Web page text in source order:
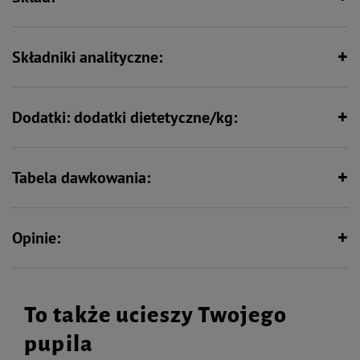
Składniki analityczne:
Dodatki: dodatki dietetyczne/kg:
Tabela dawkowania:
Opinie:
To także ucieszy Twojego
pupila